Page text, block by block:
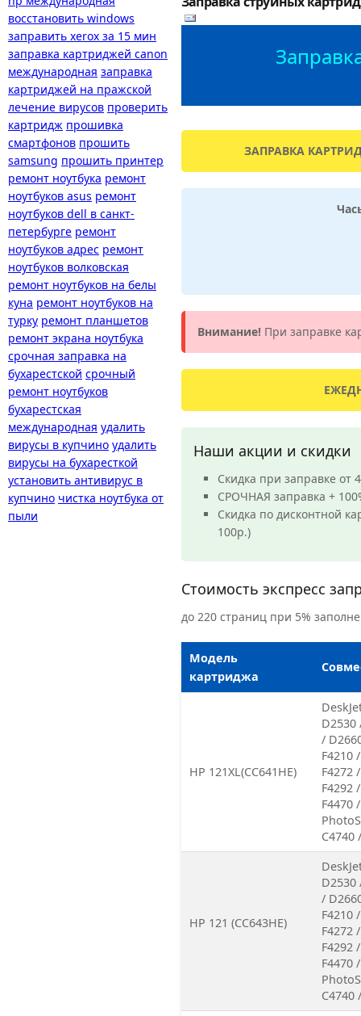
восстановить windows
заправить xerox за 15 мин
заправка картриджей canon
международная заправка
картриджей на пражской
лечение вирусов проверить
картридж прошивка
смартфонов прошить
samsung прошить принтер
ремонт ноутбука ремонт
ноутбуков asus ремонт
ноутбуков dell в санкт-
петербурге ремонт
ноутбуков адрес ремонт
ноутбуков волковская
ремонт ноутбуков на белы
куна ремонт ноутбуков на
турку ремонт планшетов
ремонт экрана ноутбука
срочная заправка на
бухарестской срочный
ремонт ноутбуков
бухарестская
международная удалить
вирусы в купчино удалить
вирусы на бухаресткой
установить антивирус в
купчино чистка ноутбука от
пыли
ЗАПРАВКА
Внимание! При заправке
Наши акции и скидки
Скидка при заправке от
СРОЧНАЯ заправка +
Скидка по дисконтной
100р.)
Стоимость экспресс
до 220 страниц при 5%
Модель
картриджа
HP 121XL(CC641HE)
D2530
/
F4210
F4272
F4292
F4470
C4740
HP 121 (CC643HE)
D2530
/
F4210
F4272
F4292
F4470
C4740